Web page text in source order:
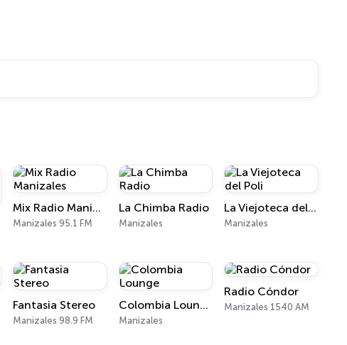
Mix Radio Manizales
Manizales 95.1 FM
La Chimba Radio
Manizales
La Viejoteca del Poli
Manizales
Fantasia Stereo
Manizales 98.9 FM
Colombia Lounge
Manizales
Radio Cóndor
Manizales 1540 AM